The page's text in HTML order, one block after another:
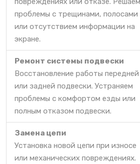
проблемы с трещинами, полосами
или отсутствием информации на
экране.
Ремонт системы подвески
Восстановление работы передней
или задней подвески. Устраняем
проблемы с комфортом езды или
полным отказом подвески.
Замена цепи
Установка новой цепи при износе
или механических повреждениях.